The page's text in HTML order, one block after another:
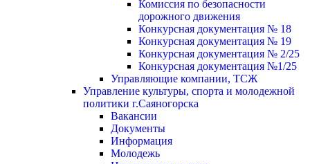
Комиссия по безопасности
дорожного движения
Конкурсная документация № 18
Конкурсная документация № 19
Конкурсная документация № 2/25
Конкурсная документация №1/25
Управляющие компании, ТСЖ
Управление культуры, спорта и молодежной
политики г.Саяногорска
Вакансии
Документы
Информация
Молодежь